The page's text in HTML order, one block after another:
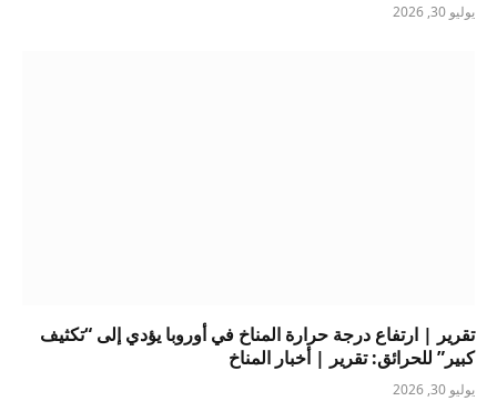
يوليو 30, 2026
تقرير | ارتفاع درجة حرارة المناخ في أوروبا يؤدي إلى “تكثيف
كبير” للحرائق: تقرير | أخبار المناخ
يوليو 30, 2026